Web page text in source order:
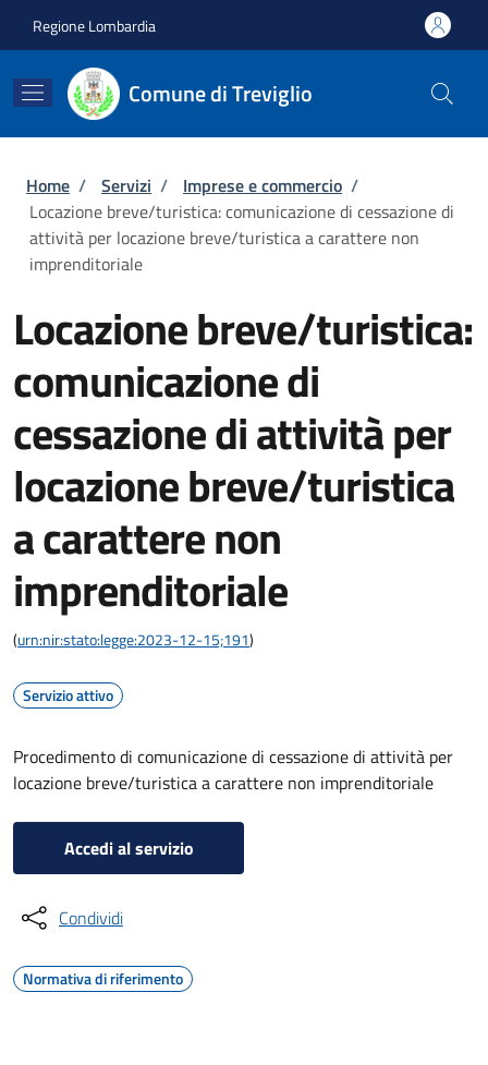
Regione Lombardia
Comune di Treviglio
Briciole di pane
Home / Servizi / Imprese e commercio /
Locazione breve/turistica: comunicazione di cessazione di
attività per locazione breve/turistica a carattere non
imprenditoriale
Locazione breve/turistica:
comunicazione di
cessazione di attività per
locazione breve/turistica
a carattere non
imprenditoriale
(urn:nir:stato:legge:2023-12-15;191)
Servizio attivo
Procedimento di comunicazione di cessazione di attività per
locazione breve/turistica a carattere non imprenditoriale
Accedi al servizio
Condividi
Normativa di riferimento